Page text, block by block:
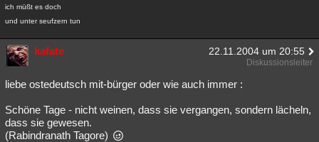
ich müßt es doch
und unter seufzern tun
kafate 22.11.2004 um 20:55
Diskussionsleiter
liebe ostedeutsch mit-bürger oder wie auch immer :
Schöne Tage - nicht weinen, dass sie vergangen, sondern lächeln,
dass sie gewesen.
(Rabindranath Tagore)